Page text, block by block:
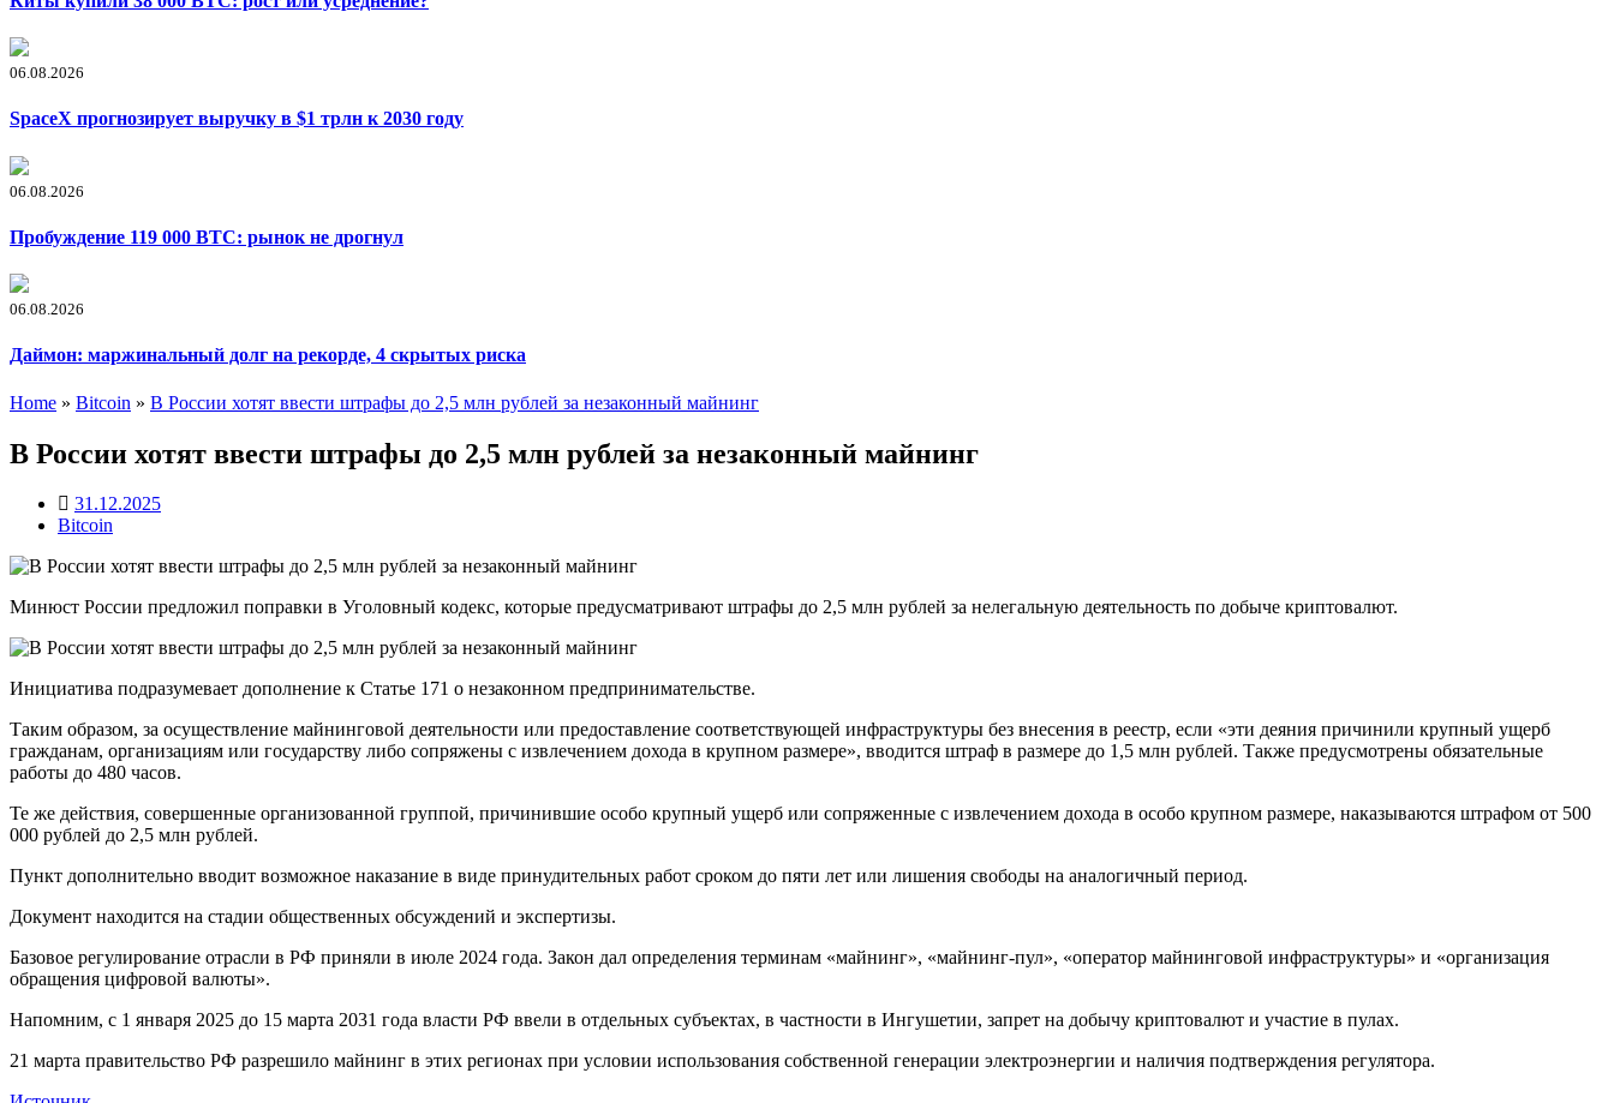
06.08.2026
SpaceX прогнозирует выручку в $1 трлн к 2030 году
06.08.2026
Пробуждение 119 000 BTC: рынок не дрогнул
06.08.2026
Даймон: маржинальный долг на рекорде, 4 скрытых риска
Home » Bitcoin » В России хотят ввести штрафы до 2,5 млн рублей за незаконный майнинг
В России хотят ввести штрафы до 2,5 млн рублей за незаконный майнинг
31.12.2025
Bitcoin
Минюст России предложил поправки в Уголовный кодекс, которые предусматривают штрафы до 2,5 млн рублей за нелегальную деятельность по добыче криптовалют.
Инициатива подразумевает дополнение к Статье 171 о незаконном предпринимательстве.
Таким образом, за осуществление майнинговой деятельности или предоставление соответствующей инфраструктуры без внесения в реестр, если «эти деяния причинили крупный ущерб
гражданам, организациям или государству либо сопряжены с извлечением дохода в крупном размере», вводится штраф в размере до 1,5 млн рублей. Также предусмотрены обязательные
работы до 480 часов.
Те же действия, совершенные организованной группой, причинившие особо крупный ущерб или сопряженные с извлечением дохода в особо крупном размере, наказываются штрафом от 500
000 рублей до 2,5 млн рублей.
Пункт дополнительно вводит возможное наказание в виде принудительных работ сроком до пяти лет или лишения свободы на аналогичный период.
Документ находится на стадии общественных обсуждений и экспертизы.
Базовое регулирование отрасли в РФ приняли в июле 2024 года. Закон дал определения терминам «майнинг», «майнинг-пул», «оператор майнинговой инфраструктуры» и «организация
обращения цифровой валюты».
Напомним, с 1 января 2025 до 15 марта 2031 года власти РФ ввели в отдельных субъектах, в частности в Ингушетии, запрет на добычу криптовалют и участие в пулах.
21 марта правительство РФ разрешило майнинг в этих регионах при условии использования собственной генерации электроэнергии и наличия подтверждения регулятора.